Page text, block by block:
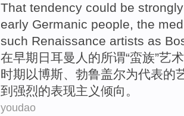
That tendency could be strongly
early Germanic people, the
such Renaissance artists as
在早期 日耳曼人 的所谓“蛮族”艺术
时期 以博斯、勃鲁盖尔为代表的
到 强烈的表现主义倾向。
youdao